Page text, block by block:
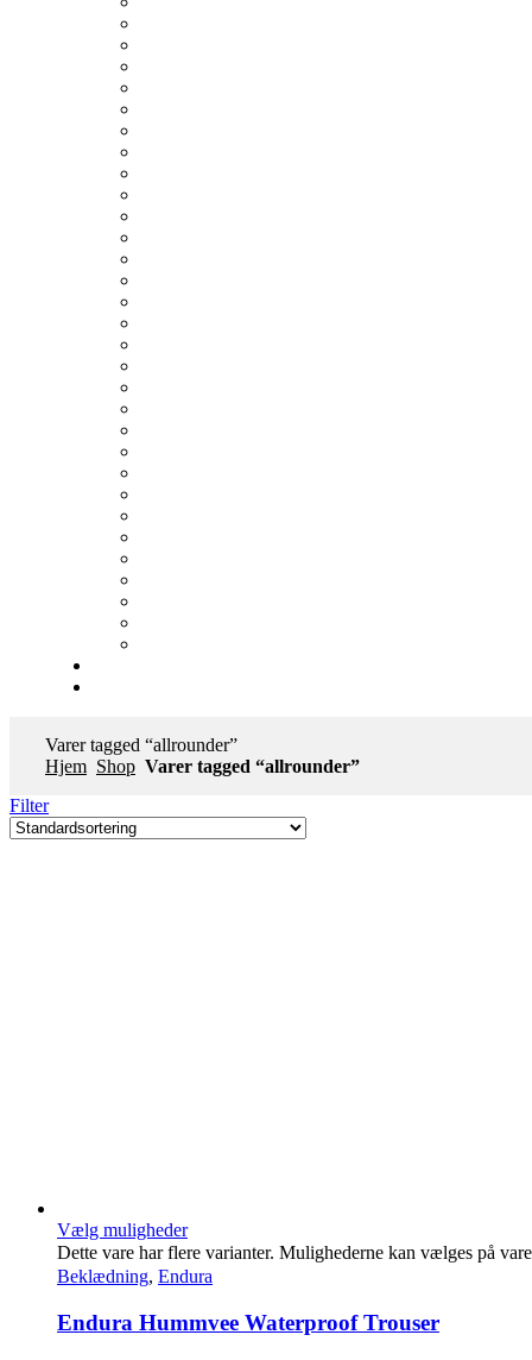
Varer tagged “allrounder”
Hjem Shop Varer tagged “allrounder”
Filter
Vælg muligheder
Dette vare har flere varianter. Mulighederne kan vælges på
Beklædning, Endura
Endura Hummvee Waterproof Trouser